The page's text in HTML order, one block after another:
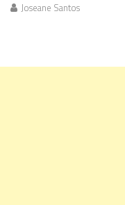
Joseane Santos